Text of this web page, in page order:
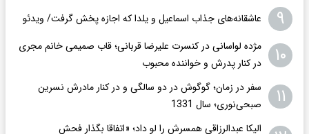
۹ عاشقانه‌های جذاب اسماعیل و یلدا که اجازه پخش گرفت/ ویدئو
۱۰
مژده لواسانی در کنسرت علیرضا قربانی؛ قاب صمیمی خانم مجری
در کنار پدرش و خواننده محبوب
۱۱
سفر در زمان؛ گوگوش در دو سالگی و در کنار مادرش نسرین
صبحی‌نوری؛ سال 1331
الیکا عبدالرزاقی همسرش را لو داد؛ «اتفاقا بگذار فحش